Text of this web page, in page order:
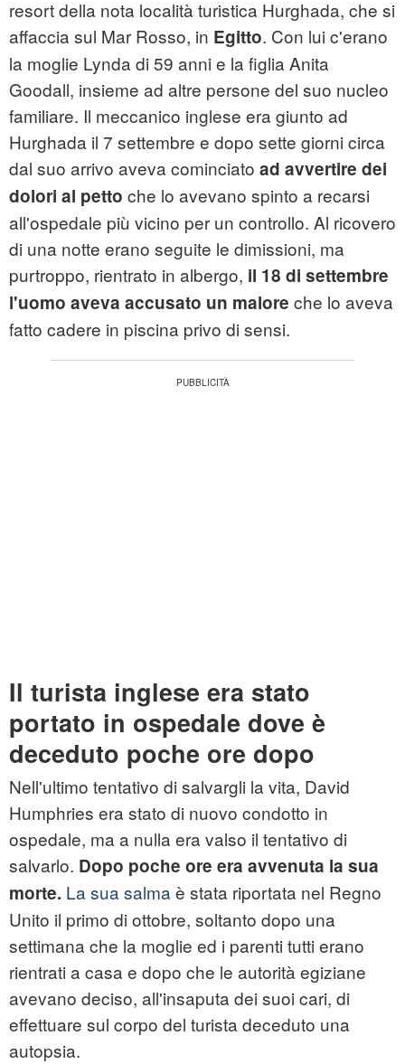
resort della nota località turistica Hurghada, che si
affaccia sul Mar Rosso, in Egitto. Con lui c'erano
la moglie Lynda di 59 anni e la figlia Anita
Goodall, insieme ad altre persone del suo nucleo
familiare. Il meccanico inglese era giunto ad
Hurghada il 7 settembre e dopo sette giorni circa
dal suo arrivo aveva cominciato ad avvertire dei
dolori al petto che lo avevano spinto a recarsi
all'ospedale più vicino per un controllo. Al ricovero
di una notte erano seguite le dimissioni, ma
purtroppo, rientrato in albergo, il 18 di settembre
l'uomo aveva accusato un malore che lo aveva
fatto cadere in piscina privo di sensi.
Il turista inglese era stato
portato in ospedale dove è
deceduto poche ore dopo
Nell'ultimo tentativo di salvargli la vita, David
Humphries era stato di nuovo condotto in
ospedale, ma a nulla era valso il tentativo di
salvarlo. Dopo poche ore era avvenuta la sua
morte. La sua salma è stata riportata nel Regno
Unito il primo di ottobre, soltanto dopo una
settimana che la moglie ed i parenti tutti erano
rientrati a casa e dopo che le autorità egiziane
avevano deciso, all'insaputa dei suoi cari, di
effettuare sul corpo del turista deceduto una
autopsia.